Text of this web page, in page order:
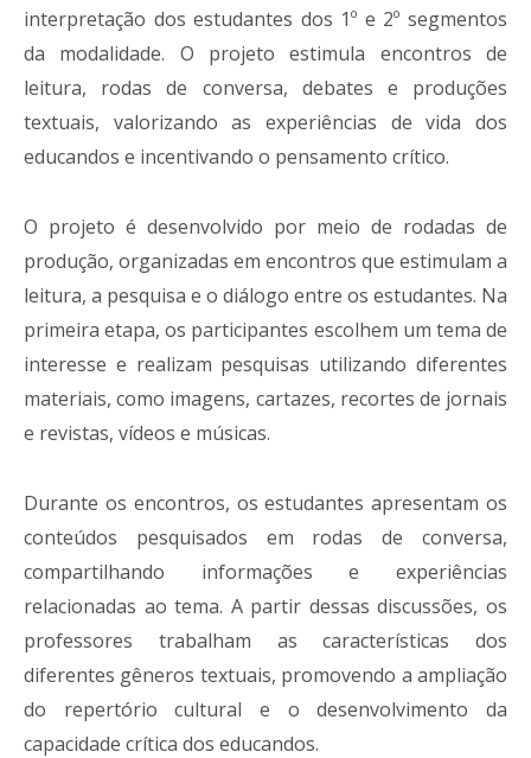
interpretação dos estudantes dos 1º e 2º segmentos
da modalidade. O projeto estimula encontros de
leitura, rodas de conversa, debates e produções
textuais, valorizando as experiências de vida dos
educandos e incentivando o pensamento crítico.
O projeto é desenvolvido por meio de rodadas de
produção, organizadas em encontros que estimulam a
leitura, a pesquisa e o diálogo entre os estudantes. Na
primeira etapa, os participantes escolhem um tema de
interesse e realizam pesquisas utilizando diferentes
materiais, como imagens, cartazes, recortes de jornais
e revistas, vídeos e músicas.
Durante os encontros, os estudantes apresentam os
conteúdos pesquisados em rodas de conversa,
compartilhando informações e experiências
relacionadas ao tema. A partir dessas discussões, os
professores trabalham as características dos
diferentes gêneros textuais, promovendo a ampliação
do repertório cultural e o desenvolvimento da
capacidade crítica dos educandos.